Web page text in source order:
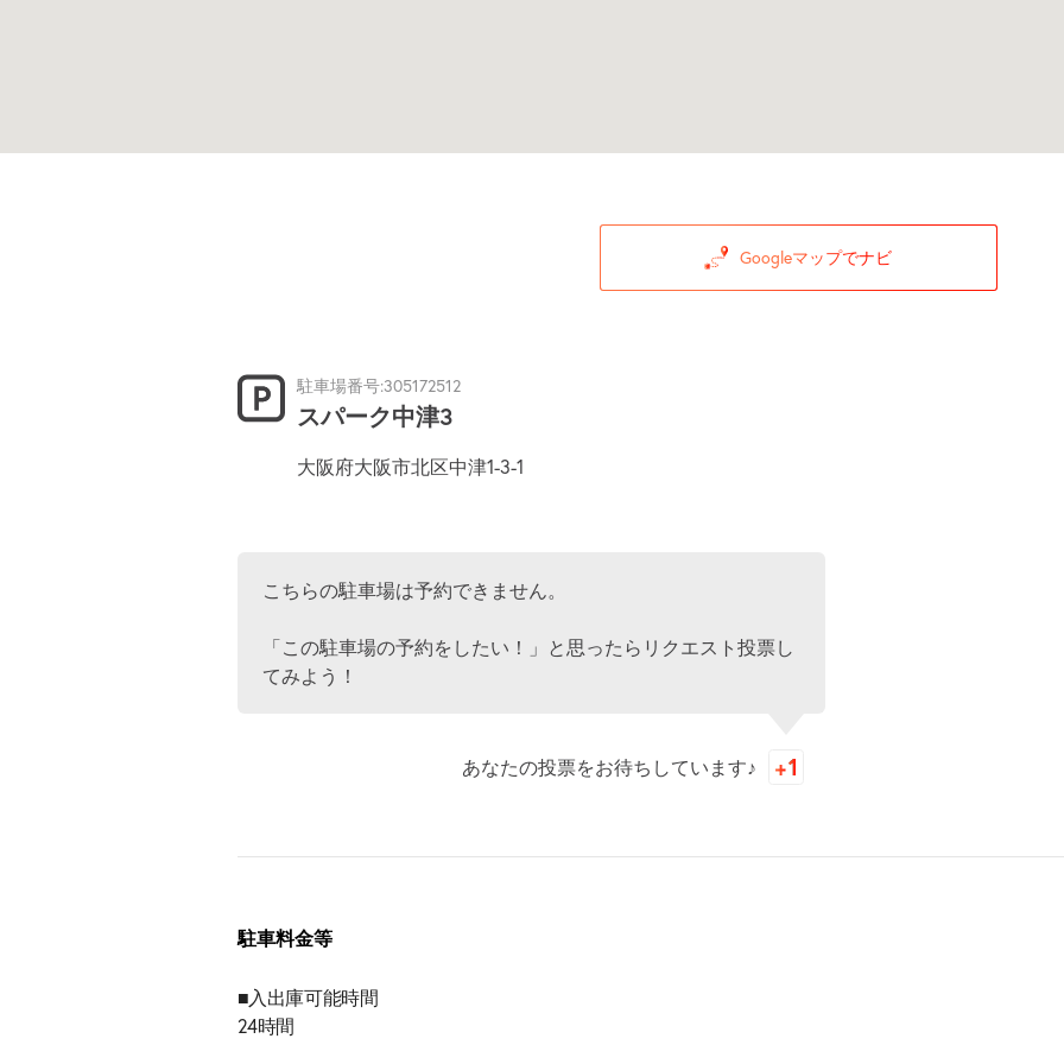
Googleマップでナビ
駐車場番号:305172512
スパーク中津3
大阪府大阪市北区中津1-3-1
こちらの駐車場は予約できません。
「この駐車場の予約をしたい！」と思ったらリクエスト投票し
てみよう！
あなたの投票をお待ちしています♪
駐車料金等
■入出庫可能時間
24時間